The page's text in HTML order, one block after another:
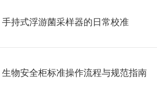
手持式浮游菌采样器的日常校准
生物安全柜标准操作流程与规范指南